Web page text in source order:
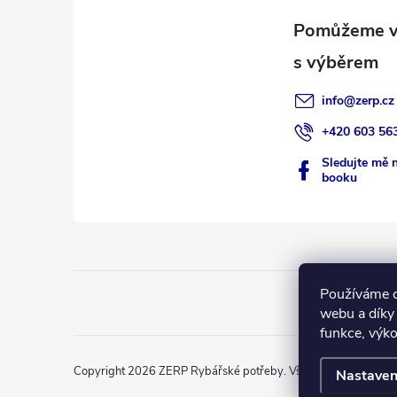
Používáme
webu a
funkce,
info@zerp.cz
+420 603
Sledujte mě
booku
Copyright 2026 ZERP Rybářské potřeby. Všechna práva